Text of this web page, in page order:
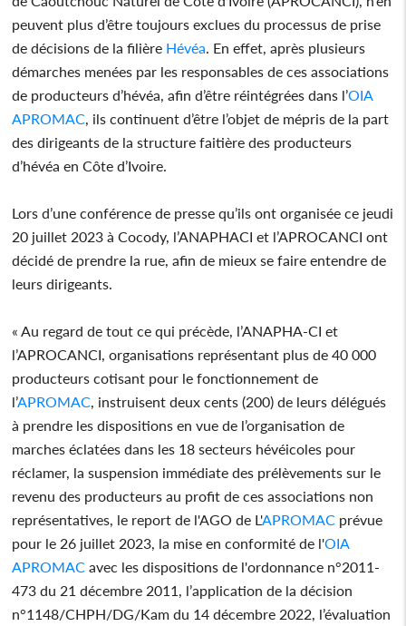
peuvent plus d’être toujours exclues du processus de prise
de décisions de la filière Hévéa . En effet, après plusieurs
démarches menées par les responsables de ces associations
de producteurs d’hévéa, afin d’être réintégrées dans l’OIA
APROMAC , ils continuent d’être l’objet de mépris de la part
des dirigeants de la structure faitière des producteurs
d’hévéa en Côte d’Ivoire.
Lors d’une conférence de presse qu’ils ont organisée ce jeudi
20 juillet 2023 à Cocody, l’ANAPHACI et l’APROCANCI ont
décidé de prendre la rue, afin de mieux se faire entendre de
leurs dirigeants.
« Au regard de tout ce qui précède, l’ANAPHA-CI et
l’APROCANCI, organisations représentant plus de 40 000
producteurs cotisant pour le fonctionnement de
l’APROMAC , instruisent deux cents (200) de leurs délégués
à prendre les dispositions en vue de l’organisation de
marches éclatées dans les 18 secteurs hévéicoles pour
réclamer, la suspension immédiate des prélèvements sur le
revenu des producteurs au profit de ces associations non
représentatives, le report de l'AGO de L'APROMAC prévue
pour le 26 juillet 2023, la mise en conformité de l'OIA
APROMAC avec les dispositions de l'ordonnance n°2011-
473 du 21 décembre 2011, l’application de la décision
n°1148/CHPH/DG/Kam du 14 décembre 2022, l’évaluation